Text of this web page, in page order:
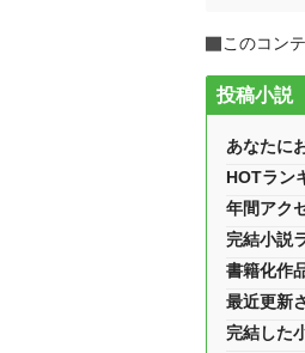
このコン
投稿小説
あなたに
HOTラン
年間アク
完結小説
書籍化作
最近更新
完結した